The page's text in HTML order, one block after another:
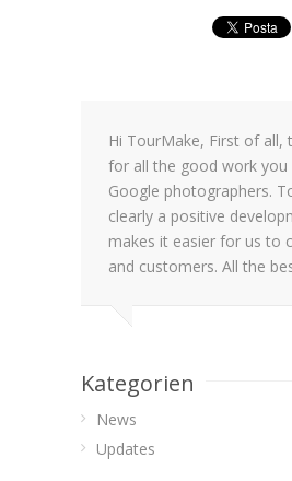
Hi TourMake, First of all,
for all the good work you
Google photographers.
clearly a positive
makes it easier for us to
and customers. All the
Kategorien
News
Updates